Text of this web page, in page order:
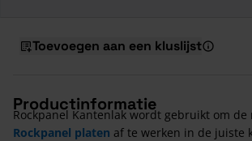
Toevoegen aan een kluslijst
Productinformatie
Rockpanel Kantenlak wordt gebruikt om de
Rockpanel platen af te werken in de juiste